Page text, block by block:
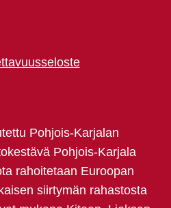
Pohjois-Karjalan
Pohjois-Karjala
rahoitetaan Euroopan
siirtymän rahastosta